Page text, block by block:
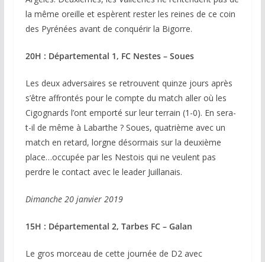
la même oreille et espèrent rester les reines de ce coin
des Pyrénées avant de conquérir la Bigorre.
20H : Départemental 1, FC Nestes – Soues
Les deux adversaires se retrouvent quinze jours après
s’être affrontés pour le compte du match aller où les
Cigognards l’ont emporté sur leur terrain (1-0). En sera-
t-il de même à Labarthe ? Soues, quatrième avec un
match en retard, lorgne désormais sur la deuxième
place…occupée par les Nestois qui ne veulent pas
perdre le contact avec le leader Juillanais.
Dimanche 20 janvier 2019
15H : Départemental 2, Tarbes FC – Galan
Le gros morceau de cette journée de D2 avec